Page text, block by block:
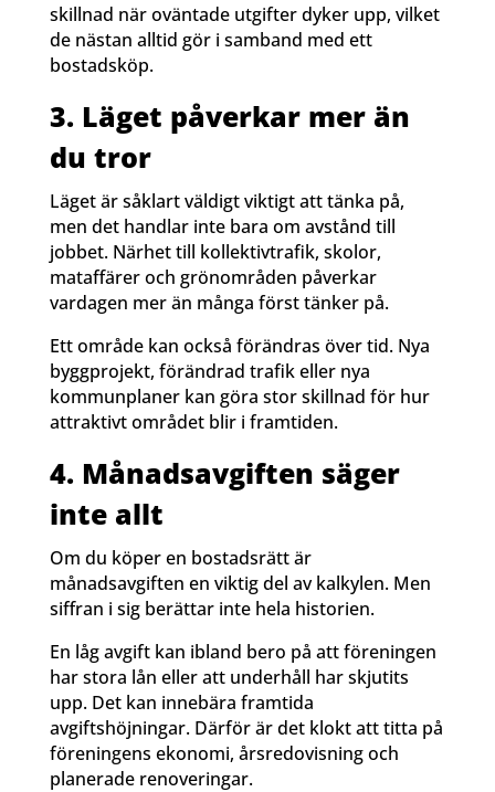
skillnad när oväntade utgifter dyker upp, vilket
de nästan alltid gör i samband med ett
bostadsköp.
3. Läget påverkar mer än
du tror
Läget är såklart väldigt viktigt att tänka på,
men det handlar inte bara om avstånd till
jobbet. Närhet till kollektivtrafik, skolor,
mataffärer och grönområden påverkar
vardagen mer än många först tänker på.
Ett område kan också förändras över tid. Nya
byggprojekt, förändrad trafik eller nya
kommunplaner kan göra stor skillnad för hur
attraktivt området blir i framtiden.
4. Månadsavgiften säger
inte allt
Om du köper en bostadsrätt är
månadsavgiften en viktig del av kalkylen. Men
siffran i sig berättar inte hela historien.
En låg avgift kan ibland bero på att föreningen
har stora lån eller att underhåll har skjutits
upp. Det kan innebära framtida
avgiftshöjningar. Därför är det klokt att titta på
föreningens ekonomi, årsredovisning och
planerade renoveringar.